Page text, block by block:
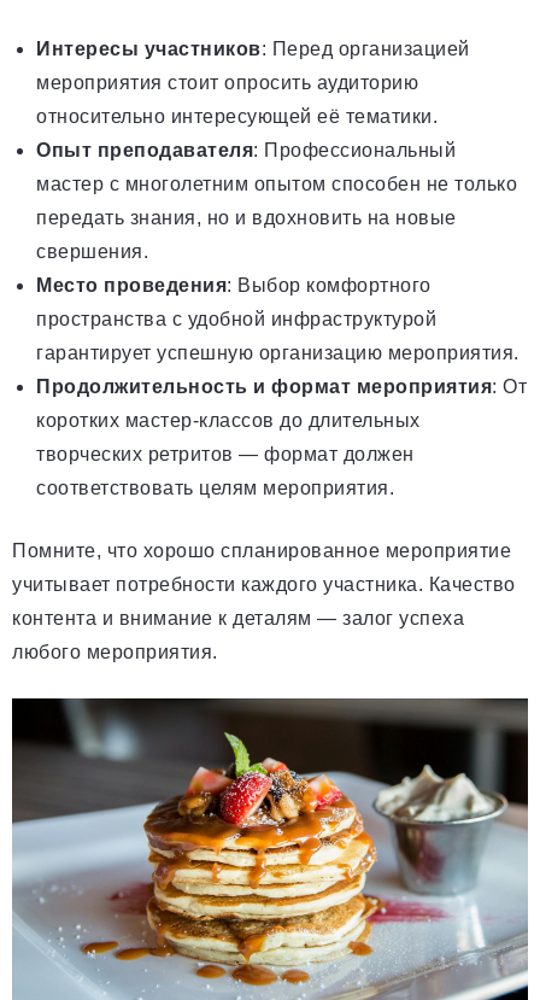
Интересы участников: Перед организацией
мероприятия стоит опросить аудиторию
относительно интересующей её тематики.
Опыт преподавателя: Профессиональный
мастер с многолетним опытом способен не только
передать знания, но и вдохновить на новые
свершения.
Место проведения: Выбор комфортного
пространства с удобной инфраструктурой
гарантирует успешную организацию мероприятия.
Продолжительность и формат мероприятия: От
коротких мастер-классов до длительных
творческих ретритов — формат должен
соответствовать целям мероприятия.
Помните, что хорошо спланированное мероприятие
учитывает потребности каждого участника. Качество
контента и внимание к деталям — залог успеха
любого мероприятия.